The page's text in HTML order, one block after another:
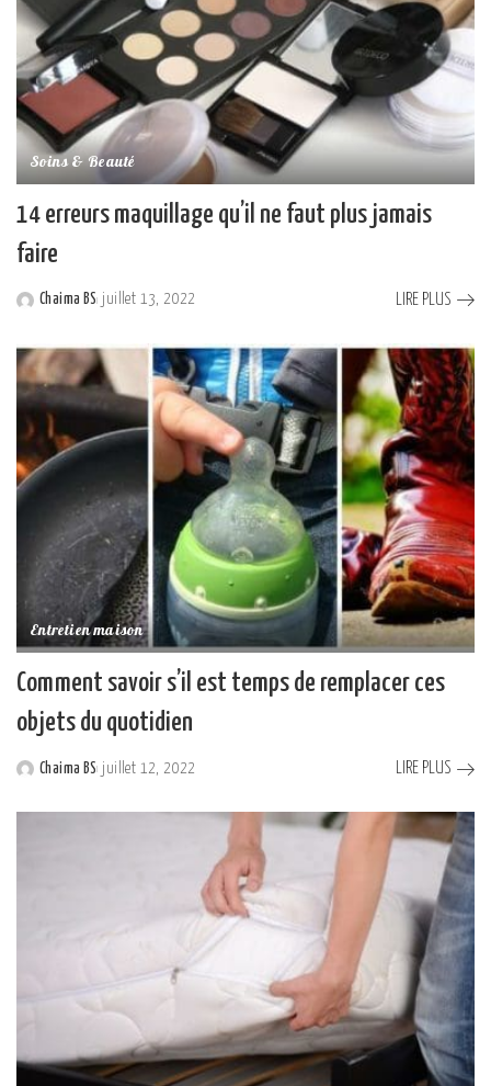
Soins & Beauté
14 erreurs maquillage qu’il ne faut plus jamais
faire
Posted
Chaima BS juillet 13, 2022 LIRE PLUS
Entretien maison
Comment savoir s’il est temps de remplacer ces
objets du quotidien
Posted
by
Chaima BS juillet 12, 2022 LIRE PLUS